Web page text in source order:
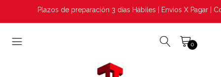
Plazos de preparación 3 días Hábiles | Envios X Pagar |
0